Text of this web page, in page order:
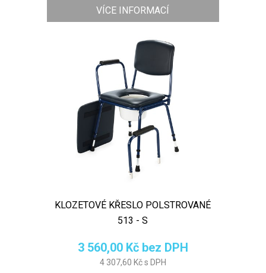
VÍCE INFORMACÍ
KLOZETOVÉ KŘESLO POLSTROVANÉ
513 - S
3 560,00 Kč bez DPH
4 307,60 Kč s DPH